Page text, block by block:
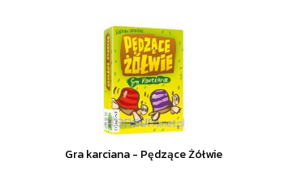
Gra karciana - Pędzące Żółwie